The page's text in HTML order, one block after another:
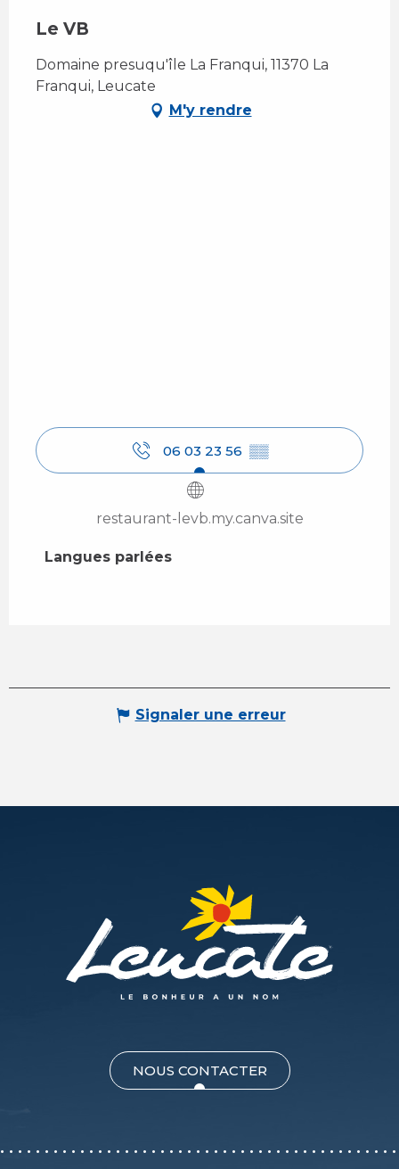
Le VB
Domaine presuqu'île La Franqui, 11370 La
Franqui, Leucate
M'y rendre
06 03 23 56 ▒▒
restaurant-levb.my.canva.site
Langues parlées
Langues parlées
Signaler une erreur
NOUS CONTACTER